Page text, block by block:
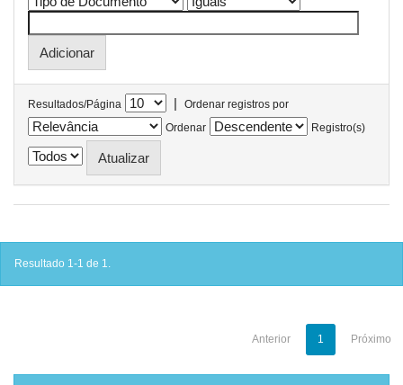
Resultados/Página |
Ordenar registros por
Ordenar
Registro(s)
Resultado 1-1 de 1.
Anterior 1 Próximo